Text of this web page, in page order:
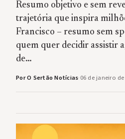
Resumo objetivo e sem
trajetória que inspira
Francisco – resumo sem
quem quer decidir assistir
de…
Por O Sertão Notícias·06 de janeiro